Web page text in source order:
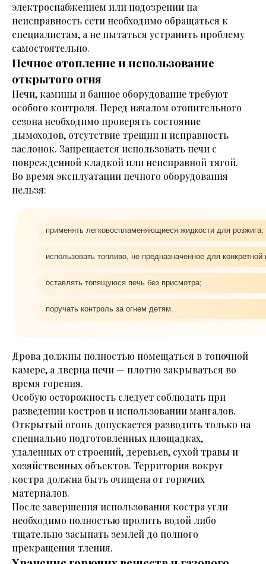
электроснабжением или подозрении на
неисправность сети необходимо обращаться к
специалистам, а не пытаться устранить проблему
самостоятельно.
Печное отопление и использование
открытого огня
Печи, камины и банное оборудование требуют
особого контроля. Перед началом отопительного
сезона необходимо проверять состояние
дымоходов, отсутствие трещин и исправность
заслонок. Запрещается использовать печи с
поврежденной кладкой или неисправной тягой.
Во время эксплуатации печного оборудования
нельзя:
применять легковоспламеняющиеся жидкости для розжига;
использовать топливо, не предназначенное для конкретной
оставлять топящуюся печь без присмотра;
поручать контроль за огнем детям.
Дрова должны полностью помещаться в топочной
камере, а дверца печи — плотно закрываться во
время горения.
Особую осторожность следует соблюдать при
разведении костров и использовании мангалов.
Открытый огонь допускается разводить только на
специально подготовленных площадках,
удаленных от строений, деревьев, сухой травы и
хозяйственных объектов. Территория вокруг
костра должна быть очищена от горючих
материалов.
После завершения использования костра угли
необходимо полностью пролить водой либо
тщательно засыпать землей до полного
прекращения тления.